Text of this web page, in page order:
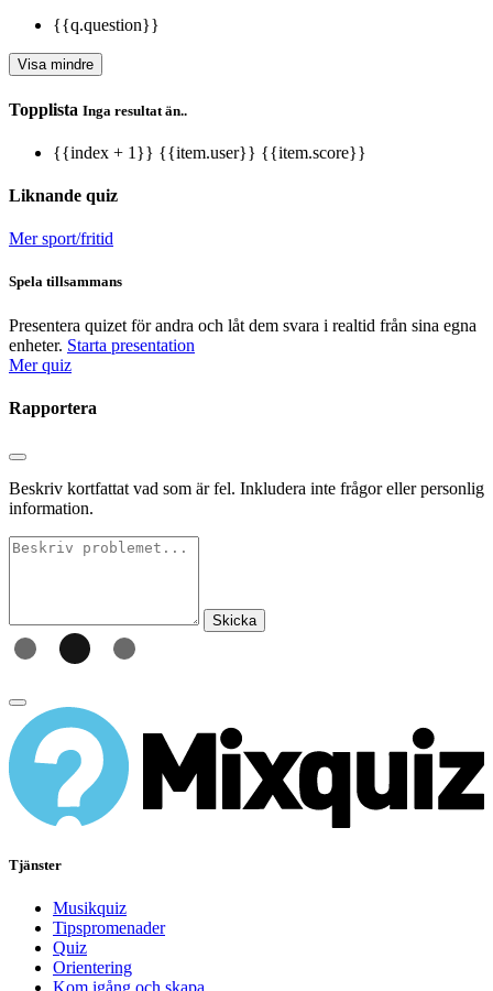
{{q.question}}
Visa mindre
Topplista Inga resultat än..
{{index + 1}} {{item.user}} {{item.score}}
Liknande quiz
Mer sport/fritid
Spela tillsammans
Presentera quizet för andra och låt dem svara i realtid från sina egna
enheter. Starta presentation
Mer quiz
Rapportera
Beskriv kortfattat vad som är fel. Inkludera inte frågor eller personlig
information.
Skicka
Tjänster
Musikquiz
Tipspromenader
Quiz
Orientering